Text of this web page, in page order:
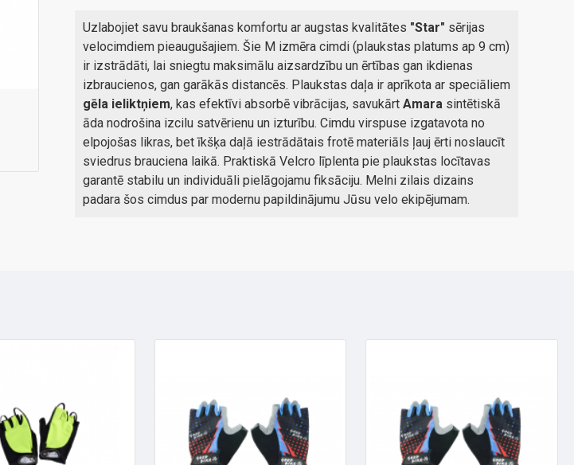
Uzlabojiet savu braukšanas komfortu ar augstas kvalitātes "Star" sērijas
velocimdiem pieaugušajiem. Šie M izmēra cimdi (plaukstas platums ap 9 cm)
ir izstrādāti, lai sniegtu maksimālu aizsardzību un ērtības gan ikdienas
izbraucienos, gan garākās distancēs. Plaukstas daļa ir aprīkota ar speciāliem
gēla ieliktņiem, kas efektīvi absorbē vibrācijas, savukārt Amara sintētiskā
āda nodrošina izcilu satvērienu un izturību. Cimdu virspuse izgatavota no
elpojošas likras, bet īkšķa daļā iestrādātais frotē materiāls ļauj ērti noslaucīt
sviedrus brauciena laikā. Praktiskā Velcro līplenta pie plaukstas locītavas
garantē stabilu un individuāli pielāgojamu fiksāciju. Melni zilais dizains
padara šos cimdus par modernu papildinājumu Jūsu velo ekipējumam.